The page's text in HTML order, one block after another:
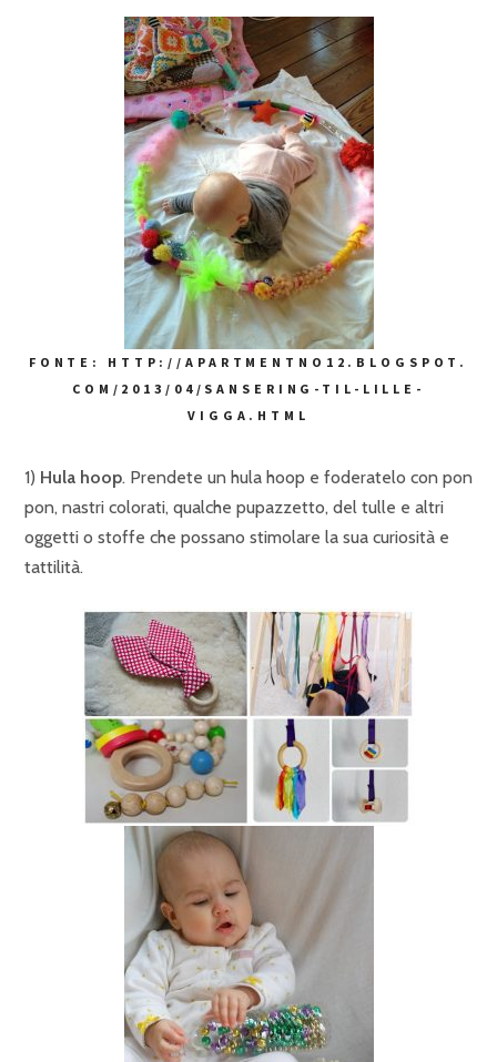
FONTE: HTTP://APARTMENTNO12.BLOGSPOT.
COM/2013/04/SANSERING-TIL-LILLE-
VIGGA.HTML
1) Hula hoop. Prendete un hula hoop e foderatelo con pon
pon, nastri colorati, qualche pupazzetto, del tulle e altri
oggetti o stoffe che possano stimolare la sua curiosità e
tattilità.